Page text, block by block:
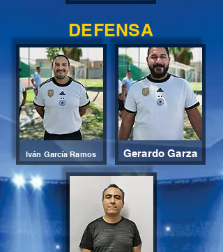
DEFENSA
Iván GarcíaRamos Gerardo Garza